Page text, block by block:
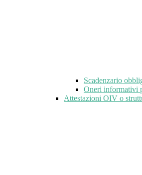
Scadenzario
Oneri informativi
Attestazioni OIV o